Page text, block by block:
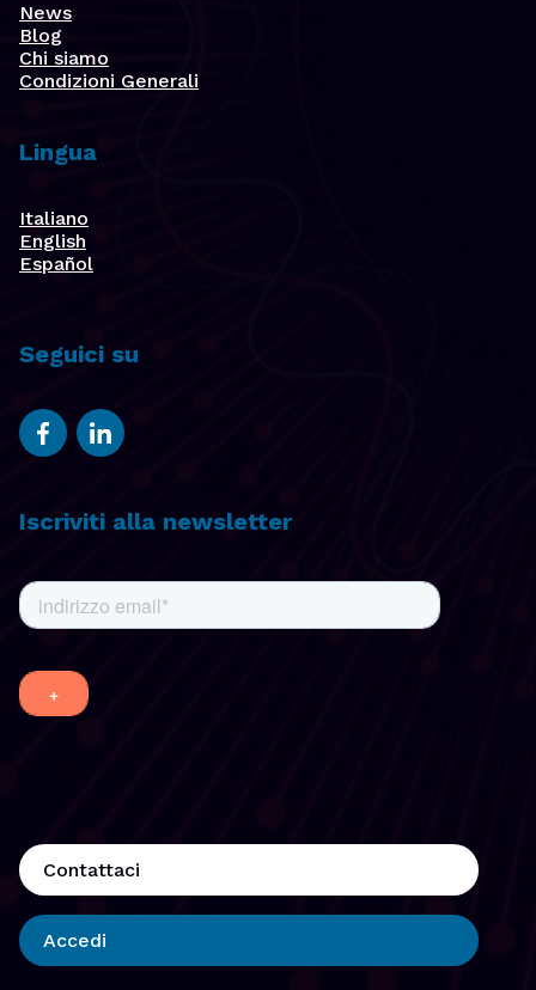
News
Blog
Chi siamo
Condizioni Generali
Lingua
Italiano
English
Español
Seguici su
Iscriviti alla newsletter
Contattaci
Accedi